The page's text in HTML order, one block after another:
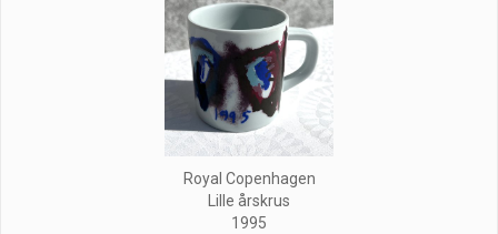
Royal Copenhagen
Lille årskrus
1995